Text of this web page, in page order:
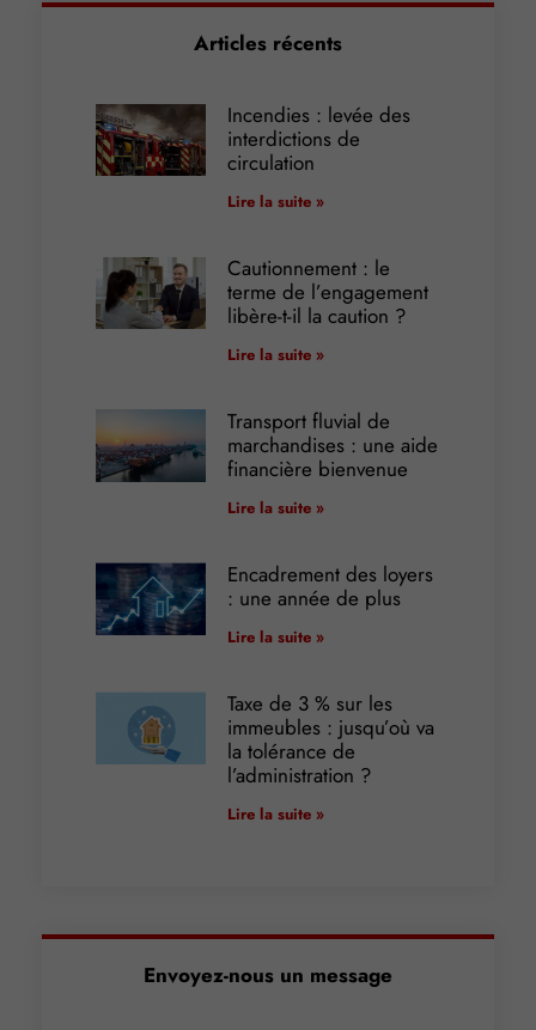
Articles récents
Incendies : levée des
interdictions de
circulation
Lire la suite »
Cautionnement : le
terme de l’engagement
libère-t-il la caution ?
Lire la suite »
Transport fluvial de
marchandises : une aide
financière bienvenue
Lire la suite »
Encadrement des loyers
: une année de plus
Lire la suite »
Taxe de 3 % sur les
immeubles : jusqu’où va
la tolérance de
l’administration ?
Lire la suite »
Envoyez-nous un message